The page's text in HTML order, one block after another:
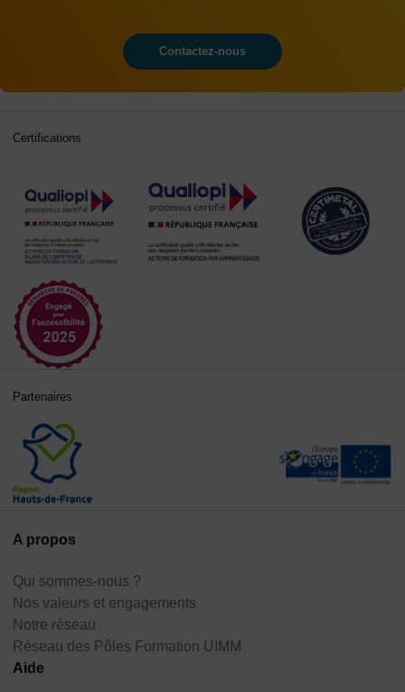
Contactez-nous
A propos
Qui sommes-nous ?
Nos valeurs et engagements
Notre réseau
Réseau des Pôles Formation UIMM
Aide
Certifications
Partenaires